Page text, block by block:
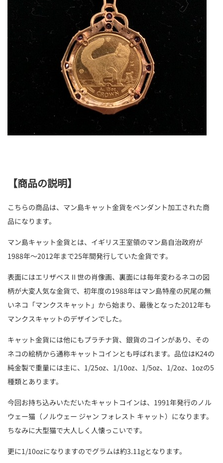
【商品の説明】
こちらの商品は、マン島キャット金貨をペンダント加工された商
品になります。
マン島キャット金貨とは、イギリス王室領のマン島自治政府が
1988年～2012年まで25年間発行していた金貨です。
表面にはエリザベスⅡ世の肖像画、裏面には毎年変わるネコの図
柄が大変人気な金貨で、初年度の1988年はマン島特産の尻尾の無
いネコ「マンクスキャット」から始まり、最後となった2012年も
マンクスキャットのデザインでした。
キャット金貨には他にもプラチナ貨、銀貨のコインがあり、その
ネコの絵柄から通称キャットコインとも呼ばれます。品位はK24の
純金製で重量には主に、1/25oz、1/10oz、1/5oz、1/2oz、1ozの5
種類とあります。
今回お持ち込みいただいたキャットコインは、1991年発行のノル
ウェー猫（ノルウェー ジャン フォレスト キャット）になります。
ちなみに大型猫で大人しく人懐っこいです。
更に1/10ozになりますのでグラムは約3.11gとなります。